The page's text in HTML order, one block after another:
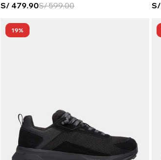
S/ 479.90S/599.00 S/
19